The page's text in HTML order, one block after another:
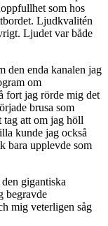
som hos
Ljudkvalitén
Ljudet var både
den enda kanalen jag
om
fort jag rörde mig det
brusa som
tag att om jag höll
kunde jag också
bara upplevde som
gigantiska
begravde
mig veterligen såg